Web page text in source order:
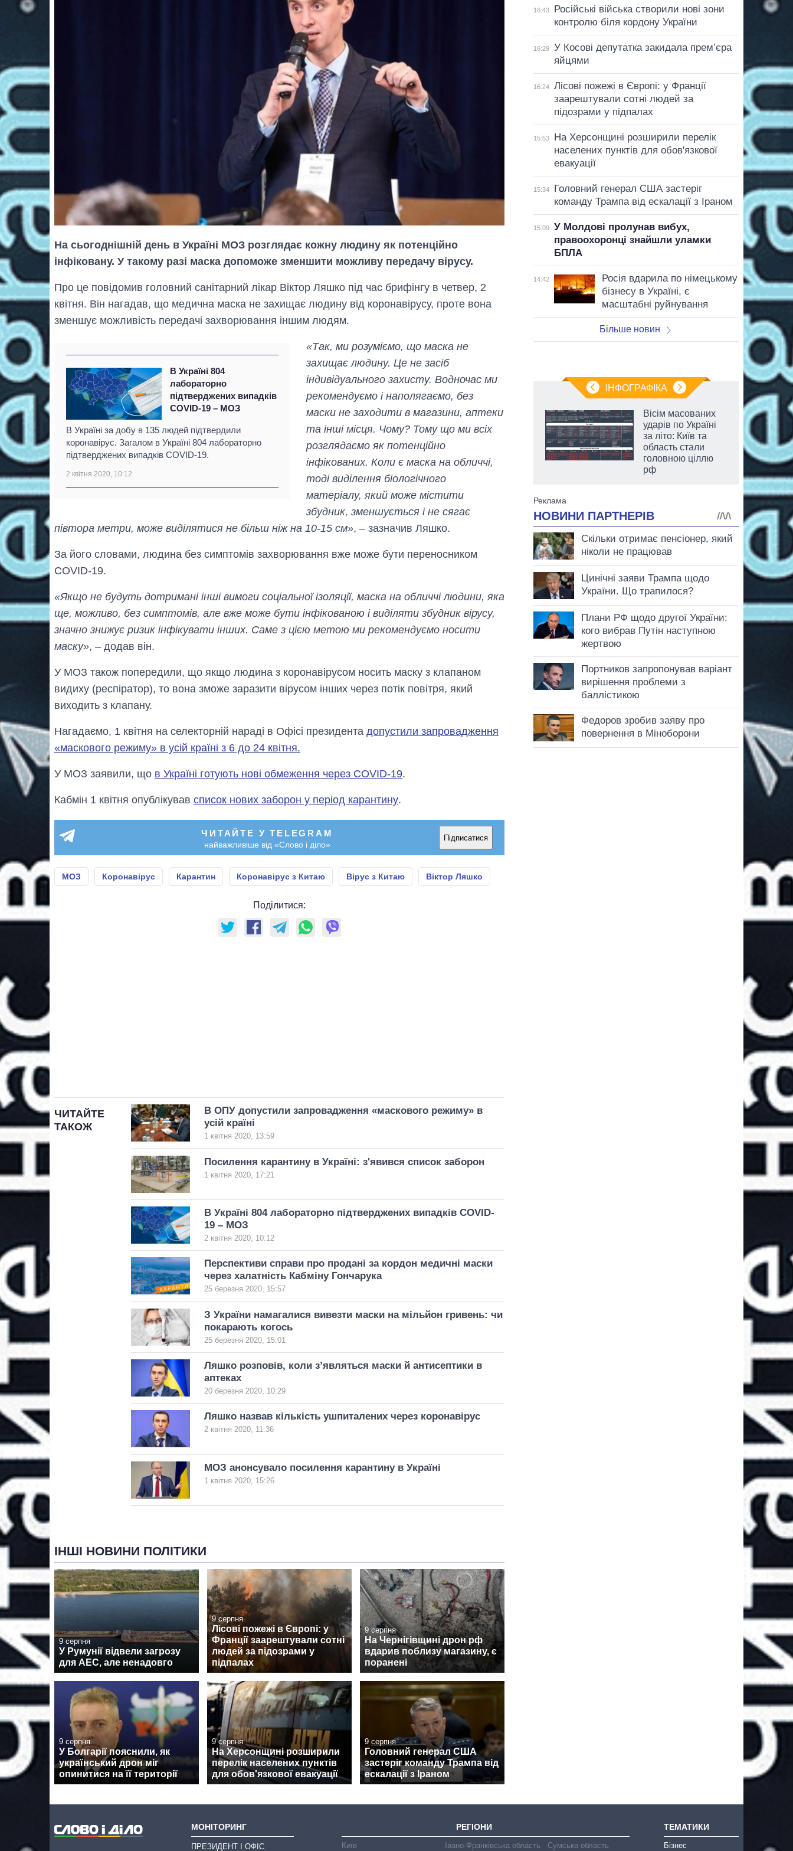
На сьогоднішній день в Україні МОЗ розглядає кожну людину як потенційно
інфіковану. У такому разі маска допоможе зменшити можливу передачу вірусу.
Про це повідомив головний санітарний лікар Віктор Ляшко під час брифінгу в четвер, 2
квітня. Він нагадав, що медична маска не захищає людину від коронавірусу, проте вона
зменшує можливість передачі захворювання іншим людям.
В Україні 804
лабораторно
підтверджених випадків
COVID-19 – МОЗ
В Україні за добу в 135 людей підтвердили
коронавірус. Загалом в Україні 804 лабораторно
підтверджених випадків COVID-19.
2 квітня 2020, 10:12
«Так, ми розуміємо, що маска не
захищає людину. Це не засіб
індивідуального захисту. Водночас ми
рекомендуємо і наполягаємо, без
маски не заходити в магазини, аптеки
та інші місця. Чому? Тому що ми всіх
розглядаємо як потенційно
інфікованих. Коли є маска на обличчі,
тоді виділення біологічного
матеріалу, який може містити
збудник, зменшується і не сягає
півтора метри, може виділятися не більш ніж на 10-15 см», – зазначив Ляшко.
За його словами, людина без симптомів захворювання вже може бути переносником
COVID-19.
«Якщо не будуть дотримані інші вимоги соціальної ізоляції, маска на обличчі людини, яка
ще, можливо, без симптомів, але вже може бути інфікованою і виділяти збудник вірусу,
значно знижує ризик інфікувати інших. Саме з цією метою ми рекомендуємо носити
маску», – додав він.
У МОЗ також попередили, що якщо людина з коронавірусом носить маску з клапаном
видиху (респіратор), то вона зможе заразити вірусом інших через потік повітря, який
виходить з клапану.
Нагадаємо, 1 квітня на селекторній нараді в Офісі президента допустили запровадження
«маскового режиму» в усій країні з 6 до 24 квітня.
У МОЗ заявили, що в Україні готують нові обмеження через COVID-19.
Кабмін 1 квітня опублікував список нових заборон у період карантину.
ЧИТАЙТЕ У TELEGRAM
найважливіше від «Слово і діло»
Підписатися
МОЗ Коронавірус Карантин Коронавірус з Китаю Вірус з Китаю Віктор Ляшко
Поділитися:
ЧИТАЙТЕ
ТАКОЖ
В ОПУ допустили запровадження «маскового режиму» в
усій країні
1 квітня 2020, 13:59
Посилення карантину в Україні: з'явився список заборон
1 квітня 2020, 17:21
В Україні 804 лабораторно підтверджених випадків COVID-
19 – МОЗ
2 квітня 2020, 10:12
Перспективи справи про продані за кордон медичні маски
через халатність Кабміну Гончарука
25 березня 2020, 15:57
З України намагалися вивезти маски на мільйон гривень: чи
покарають когось
25 березня 2020, 15:01
Ляшко розповів, коли з’являться маски й антисептики в
аптеках
20 березня 2020, 10:29
Ляшко назвав кількість ушпиталених через коронавірус
2 квітня 2020, 11:36
МОЗ анонсувало посилення карантину в Україні
1 квітня 2020, 15:26
ІНШІ НОВИНИ ПОЛІТИКИ
9 серпня
У Румунії відвели загрозу
для АЕС, але ненадовго
9 серпня
Лісові пожежі в Європі: у
Франції заарештували сотні
людей за підозрами у
підпалах
9 серпня
На Чернігівщині дрон рф
вдарив поблизу магазину, є
поранені
9 серпня
У Болгарії пояснили, як
український дрон міг
опинитися на її території
9 серпня
На Херсонщині розширили
перелік населених пунктів
для обов'язкової евакуації
9 серпня
Головний генерал США
застеріг команду Трампа від
ескалації з Іраном
16:43
Російські війська створили нові зони
контролю біля кордону України
16:29
У Косові депутатка закидала прем’єра
яйцями
16:24
Лісові пожежі в Європі: у Франції
заарештували сотні людей за
підозрами у підпалах
15:53
На Херсонщині розширили перелік
населених пунктів для обов'язкової
евакуації
15:34
Головний генерал США застеріг
команду Трампа від ескалації з Іраном
15:09
У Молдові пролунав вибух,
правоохоронці знайшли уламки
БПЛА
14:42
Росія вдарила по німецькому
бізнесу в Україні, є
масштабні руйнування
Більше новин
ІНФОГРАФІКА
Від 1 місяця – до 5
років: хто і як
довго обіймав
посаду керівника
СЗР
Вісім масованих
ударів по Україні
за літо: Київ та
область стали
головною ціллю
рф
МОНІТОРИНГ
ПРЕЗИДЕНТ І ОФІС
РЕГІОНИ
Київ
Івано-Франківська область
Сумська область
ТЕМАТИКИ
Бізнес